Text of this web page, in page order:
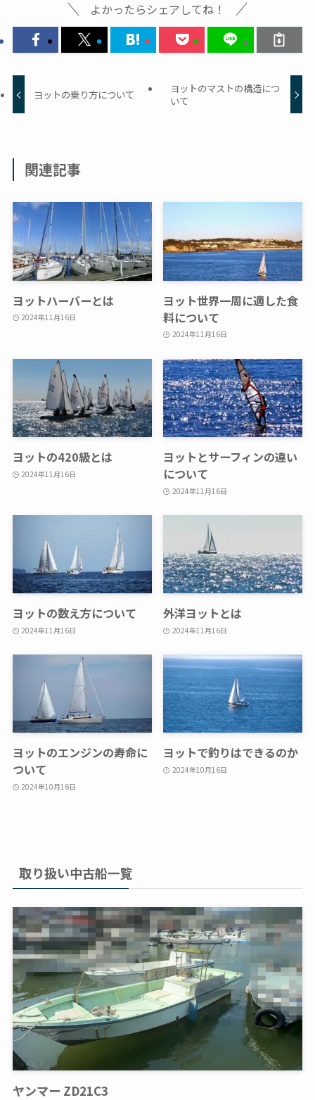
よかったらシェアしてね！
ヨットの乗り方について
ヨットのマストの構造につ
いて
関連記事
ヨットハーバーとは
2024年11月16日
ヨット世界一周に適した食
料について
2024年11月16日
ヨットの420級とは
2024年11月16日
ヨットとサーフィンの違い
について
2024年11月16日
ヨットの数え方について
2024年11月16日
外洋ヨットとは
2024年11月16日
ヨットのエンジンの寿命に
ついて
2024年10月16日
ヨットで釣りはできるのか
2024年10月16日
取り扱い中古船一覧
ヤンマー ZD21C3